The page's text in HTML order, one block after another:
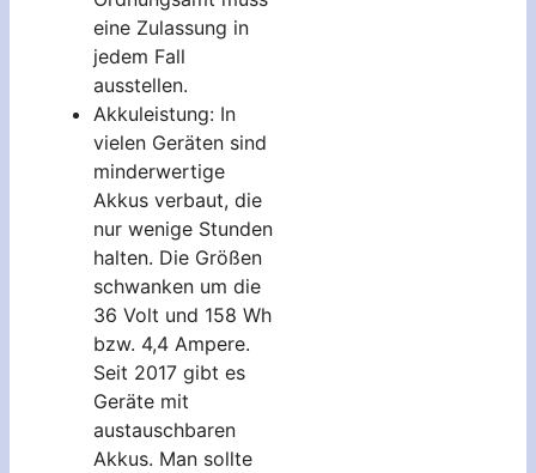
eine Zulassung in
jedem Fall
ausstellen.
Akkuleistung: In
vielen Geräten sind
minderwertige
Akkus verbaut, die
nur wenige Stunden
halten. Die Größen
schwanken um die
36 Volt und 158 Wh
bzw. 4,4 Ampere.
Seit 2017 gibt es
Geräte mit
austauschbaren
Akkus. Man sollte